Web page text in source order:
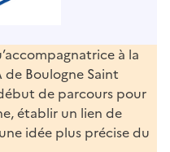
à la
Boulogne Saint
de parcours pour
établir un lien de
idée plus précise du